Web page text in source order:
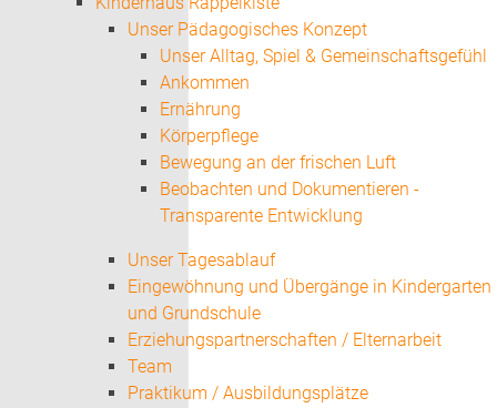
Unser Pädagogisches Konzept
Unser Alltag, Spiel & Gemeinschaftsgefühl
Ankommen
Ernährung
Körperpflege
Bewegung an der frischen Luft
Beobachten und Dokumentieren -
Transparente Entwicklung
Unser Tagesablauf
Eingewöhnung und Übergänge in Kindergarten
und Grundschule
Erziehungspartnerschaften / Elternarbeit
Team
Praktikum / Ausbildungsplätze